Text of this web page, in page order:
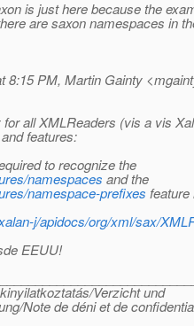
is just here because the
are saxon namespaces in
8:15 PM, Martin Gainty
all XMLReaders (vis a vis
features:
to recognize the
namespaces and the
namespace-prefixes
j/apidocs/org/xml/sax/
EEUU!
Verzicht und
Note de déni et de